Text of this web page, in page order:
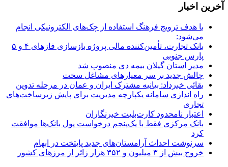
آخرین اخبار
با هدف ترویج فرهنگ استفاده از چک‌های الکترونیکی انجام
می‌شود:
بانک تجارت، تأمین‌کننده مالی پروژه بازسازی فازهای ۴ و ۵
پارس جنوبی
مدیر استان گیلان بیمه دی منصوب شد
چالش جدید بر سر معیارهای مشاغل سخت
بقائی خبرداد: بیانیه مشترک ایران و عمان در مرحله تدوین
راه اندازی سامانه یکپارچه مدیریت برای پایش زیرساخت‌های
تجاری
اعتبار نامحدود کارت‌بلیت خبرنگاران
بانک مرکزی فقط با یک‌‎پنجم درخواست پول بانک‌ها موافقت
کرد
سرنوشت احداث آرامستان‌های جدید پایتخت در ابهام
خروج بیش از ۳ میلیون و ۳۵۲ هزار زائر از مرزهای کشور